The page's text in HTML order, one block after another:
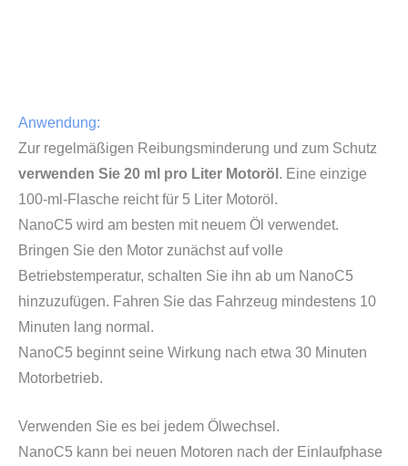
Anwendung:
Zur regelmäßigen Reibungsminderung und zum Schutz
verwenden Sie 20 ml pro Liter Motoröl . Eine einzige
100-ml-Flasche reicht für 5 Liter Motoröl.
NanoC5 wird am besten mit neuem Öl verwendet.
Bringen Sie den Motor zunächst auf volle
Betriebstemperatur, schalten Sie ihn ab um NanoC5
hinzuzufügen. Fahren Sie das Fahrzeug mindestens 10
Minuten lang normal.
NanoC5 beginnt seine Wirkung nach etwa 30 Minuten
Motorbetrieb.
Verwenden Sie es bei jedem Ölwechsel.
NanoC5 kann bei neuen Motoren nach der Einlaufphase